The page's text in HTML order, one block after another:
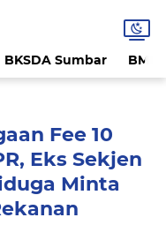
BKSDA Sumbar
Fee 10
Eks Sekjen
Minta